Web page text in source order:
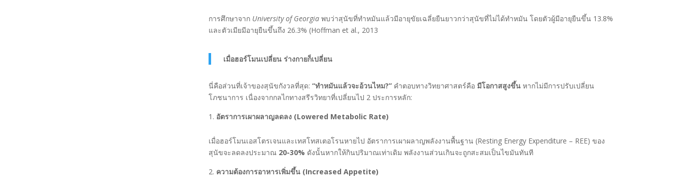
การศึกษาจาก University of Georgia พบว่าสุนัขที่ทำหมันแล้วมีอายุขัยเฉลี่ยยืนยาวกว่าสุนัขที่ไม่ได้ทำหมัน โดยตัวผู้มีอายุยืนขึ้น 13.8%
และตัวเมียมีอายุยืนขึ้นถึง 26.3% (Hoffman et al., 2013
เมื่อฮอร์โมนเปลี่ยน ร่างกายก็เปลี่ยน
นี่คือส่วนที่เจ้าของสุนัขกังวลที่สุด:“ทำหมันแล้วจะอ้วนไหม?” คำตอบทางวิทยาศาสตร์คือ มีโอกาสสูงขึ้น หากไม่มีการปรับเปลี่ยน
โภชนาการ เนื่องจากกลไกทางสรีรวิทยาที่เปลี่ยนไป 2 ประการหลัก:
อัตราการเผาผลาญลดลง (Lowered Metabolic Rate)
เมื่อฮอร์โมนเอสโตรเจนและเทสโทสเตอโรนหายไป อัตราการเผาผลาญพลังงานพื้นฐาน (Resting Energy Expenditure – REE) ของ
สุนัขจะลดลงประมาณ 20-30% ดังนั้นหากให้กินปริมาณเท่าเดิม พลังงานส่วนเกินจะถูกสะสมเป็นไขมันทันที
ความต้องการอาหารเพิ่มขึ้น (Increased Appetite)